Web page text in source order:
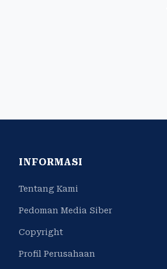
INFORMASI
Tentang Kami
Pedoman Media Siber
Copyright
Profil Perusahaan